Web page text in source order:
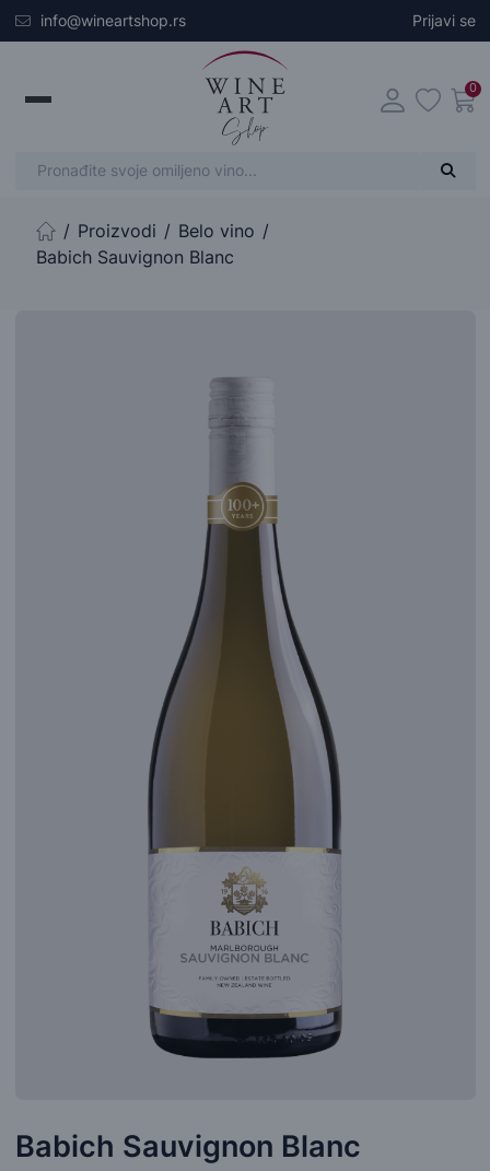
Skip to main content
info@wineartshop.rs Prijavi se
0
Početna stranica
Proizvodi
Belo vino
Babich Sauvignon Blanc
Babich Sauvignon Blanc